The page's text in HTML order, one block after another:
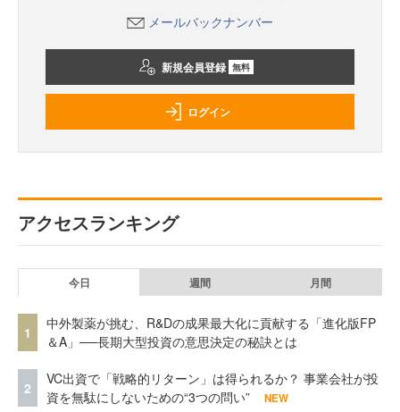
メールバックナンバー
新規会員登録 無料
ログイン
アクセスランキング
今日 週間 月間
1
中外製薬が挑む、R&Dの成果最大化に貢献する「進化版FP
＆A」──長期大型投資の意思決定の秘訣とは
2
VC出資で「戦略的リターン」は得られるか？ 事業会社が投
資を無駄にしないための“3つの問い”
NEW